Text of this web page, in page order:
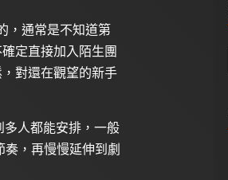
，通常是不知道第
定直接加入陌生團
對還在觀望的新手
人都能安排，一般
，再慢慢延伸到劇